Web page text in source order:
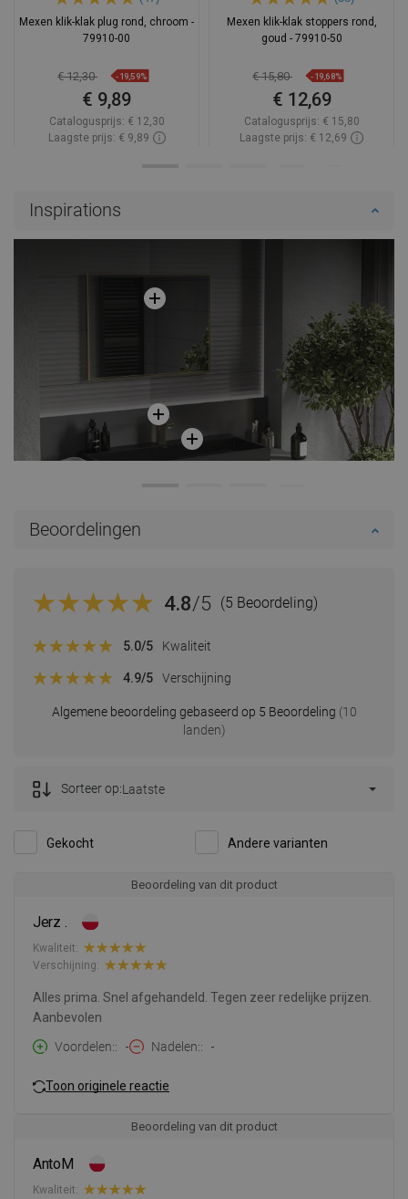
Mexen klik-klak plug rond, chroom -
79910-00
€ 12,30 -19,59%
€ 9,89
Catalogusprijs: € 12,30
Laagste prijs: € 9,89
Mexen klik-klak stoppers rond,
goud - 79910-50
€ 15,80 -19,68%
€ 12,69
Catalogusprijs: € 15,80
Laagste prijs: € 12,69
Inspirations
Beoordelingen
4.8/5 (5 Beoordeling)
Algemene beoordeling gebaseerd op 5 Beoordeling (10
landen)
5.0/5 Kwaliteit
4.9/5 Verschijning
Gekocht Andere varianten
Sorteer op:Laatste
Beoordeling van dit product
Jerz .
Kwaliteit:
Verschijning:
Alles prima. Snel afgehandeld. Tegen zeer redelijke prijzen.
Aanbevolen
Voordelen:
- Nadelen: -
Toon originele reactie
Beoordeling van dit product
AntoM
Kwaliteit: